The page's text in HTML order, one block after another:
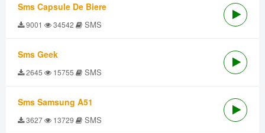
Sms Capsule De Biere
9001 34542 SMS
Sms Geek
2645 15755 SMS
Sms Samsung A51
3627 13729 SMS